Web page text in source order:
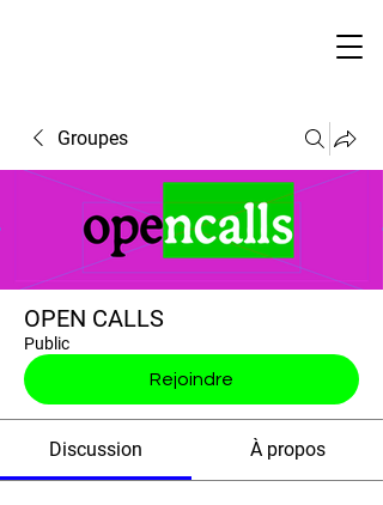
Groupes
OPEN CALLS
Public
Rejoindre
Discussion À propos